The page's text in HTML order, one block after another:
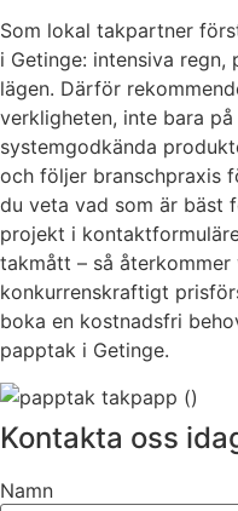
Som lokal takpartner
i Getinge: intensiva
lägen. Därför
verkligheten, inte bara
systemgodkända
och följer branschpraxis
du veta vad som är bäst
projekt i
takmått – så
konkurrenskraftigt
boka en kostnadsfri
papptak i Getinge.
Kontakta oss
Namn